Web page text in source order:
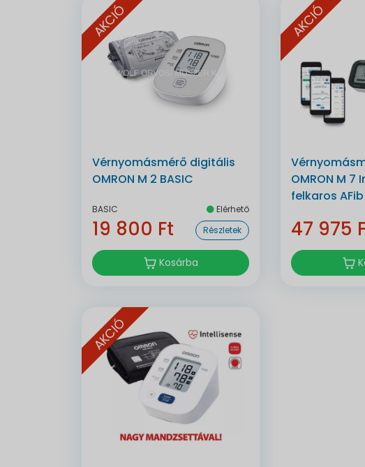
AKCIÓ
Vérnyomásmérő digitális
OMRON M 2 BASIC
BASIC Elérhető
19 800 Ft Részletek
Kosárba
AKCIÓ
OMRON M 7
felkaros
47 975
AKCIÓ